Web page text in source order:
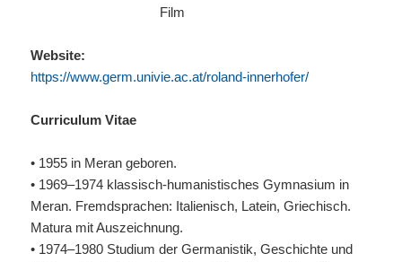
Film
Website:
https://www.germ.univie.ac.at/roland-innerhofer/
Curriculum Vitae
• 1955 in Meran geboren.
• 1969–1974 klassisch-humanistisches Gymnasium in
Meran. Fremdsprachen: Italienisch, Latein, Griechisch.
Matura mit Auszeichnung.
• 1974–1980 Studium der Germanistik, Geschichte und